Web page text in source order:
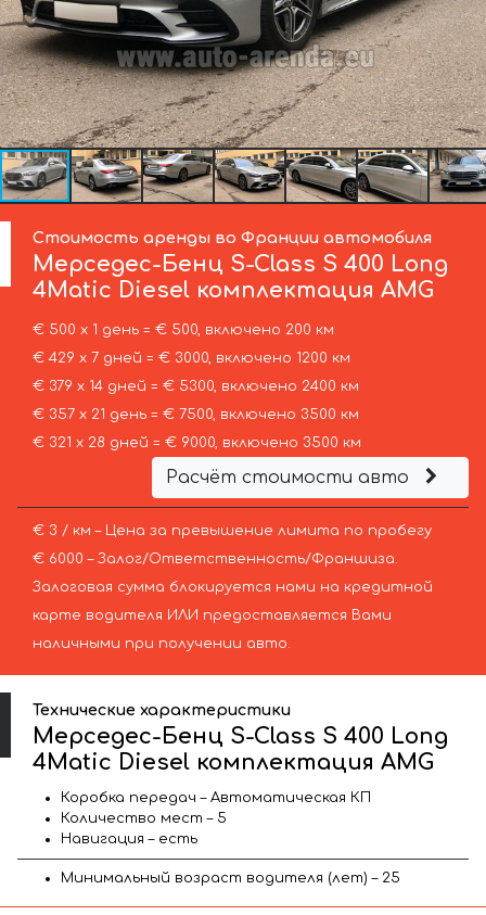
Стоимость аренды во Франции автомобиля
Мерседес-Бенц S-Class S 400 Long
4Matic Diesel комплектация AMG
€ 500 х 1 день = € 500, включено 200 км
€ 429 х 7 дней = € 3000, включено 1200 км
€ 379 х 14 дней = € 5300, включено 2400 км
€ 357 х 21 день = € 7500, включено 3500 км
€ 321 х 28 дней = € 9000, включено 3500 км
Расчёт стоимости авто
€ 3 / км – Цена за превышение лимита по пробегу
€ 6000 – Залог/Ответственность/Франшиза.
Залоговая сумма блокируется нами на кредитной
карте водителя ИЛИ предоставляется Вами
наличными при получении авто.
Технические характеристики
Мерседес-Бенц S-Class S 400 Long
4Matic Diesel комплектация AMG
Коробка передач – Автоматическая КП
Количество мест – 5
Навигация – есть
Минимальный возраст водителя (лет) – 25